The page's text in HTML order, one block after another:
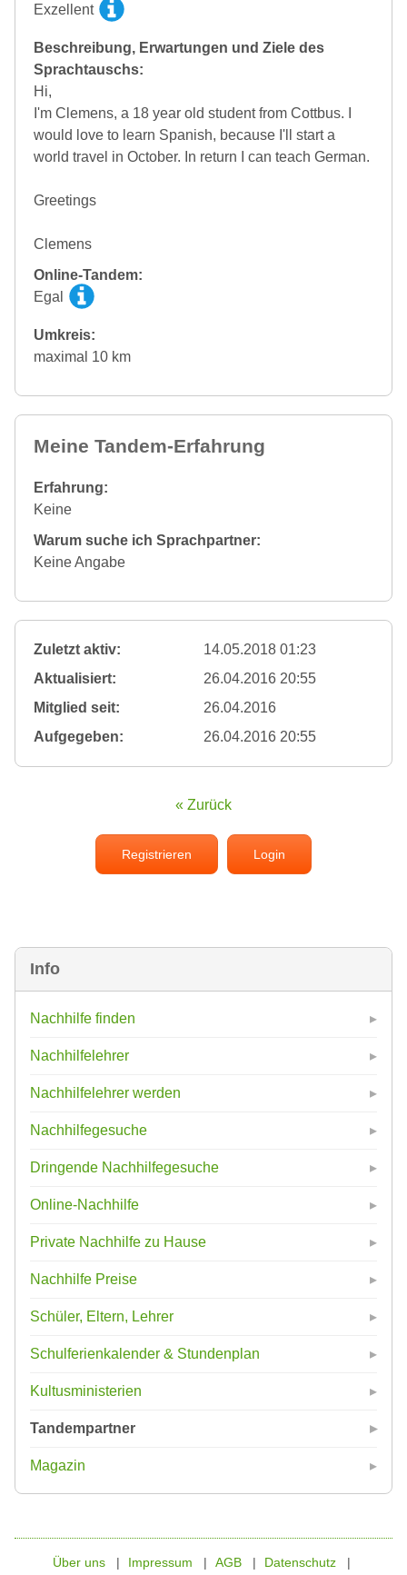
Info
Nachhilfe finden
Nachhilfelehrer
Nachhilfelehrer werden
Nachhilfegesuche
Dringende Nachhilfegesuche
Online-Nachhilfe
Private Nachhilfe zu Hause
Nachhilfe Preise
Schüler, Eltern, Lehrer
Schulferienkalender & Stundenplan
Kultusministerien
Tandempartner
Magazin
Exzellent
Beschreibung, Erwartungen und Ziele des
Sprachtauschs:
Hi,
I'm Clemens, a 18 year old student from Cottbus. I
would love to learn Spanish, because I'll start a
world travel in October. In return I can teach German.
Greetings
Clemens
Online-Tandem:
Egal
Umkreis:
maximal 10 km
Meine Tandem-Erfahrung
Erfahrung:
Keine
Warum suche ich Sprachpartner:
Keine Angabe
Zuletzt aktiv:
14.05.2018 01:23
Aktualisiert:
26.04.2016 20:55
Mitglied seit:
26.04.2016
Aufgegeben:
26.04.2016 20:55
« Zurück
Registrieren Login
Über uns Impressum AGB
Datenschutz